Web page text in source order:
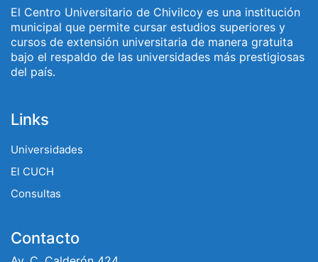
El Centro Universitario de Chivilcoy es una institución
municipal que permite cursar estudios superiores y
cursos de extensión universitaria de manera gratuita
bajo el respaldo de las universidades más prestigiosas
del país.
Links
Universidades
El CUCH
Consultas
Contacto